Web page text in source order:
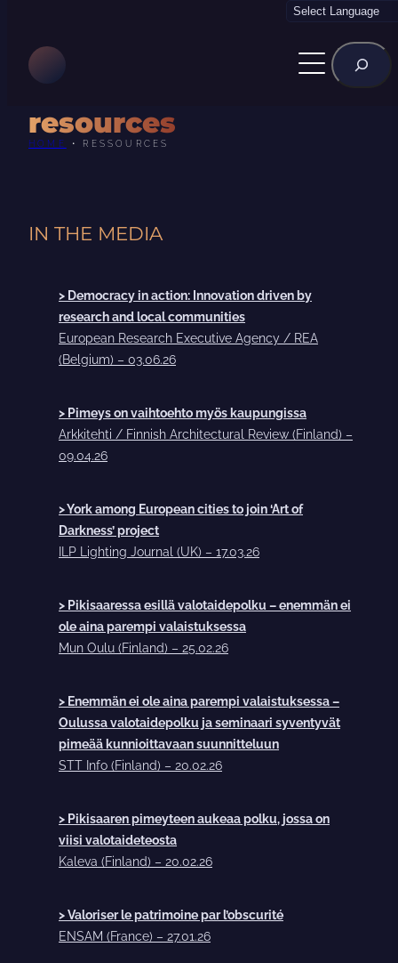
content
Rechercher
HOME • RESSOURCES
resources
IN THE MEDIA
> Democracy in action: Innovation driven by
research and local communities
European Research Executive Agency / REA
(Belgium) – 03.06.26
> Pimeys on vaihtoehto myös kaupungissa
Arkkitehti / Finnish Architectural Review (Finland) –
09.04.26
> York among European cities to join ‘Art of
Darkness’ project
ILP Lighting Journal (UK) – 17.03.26
> Pikisaaressa esillä valotaidepolku – enemmän ei
ole aina parempi valaistuksessa
Mun Oulu (Finland) – 25.02.26
> Enemmän ei ole aina parempi valaistuksessa –
Oulussa valotaidepolku ja seminaari syventyvät
pimeää kunnioittavaan suunnitteluun
STT Info (Finland) – 20.02.26
> Pi­ki­saa­ren pi­mey­teen aukeaa polku, jossa on
viisi va­lo­tai­de­teos­ta
Kaleva (Finland) – 20.02.26
> Valoriser le patrimoine par l’obscurité
ENSAM (France) – 27.01.26